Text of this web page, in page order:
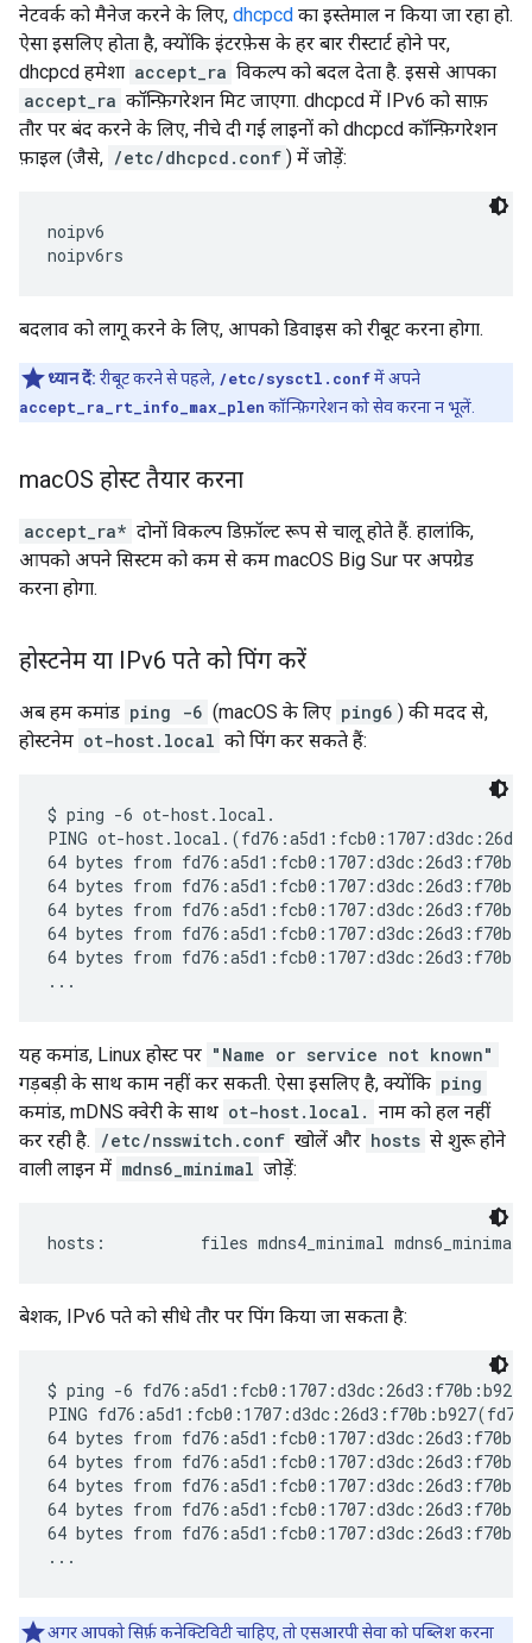
नेटवर्क को मैनेज करने के लिए, dhcpcd का इस्तेमाल न किया जा रहा हो.
ऐसा इसलिए होता है, क्योंकि इंटरफ़ेस के हर बार रीस्टार्ट होने पर,
dhcpcd हमेशा accept_ra विकल्प को बदल देता है. इससे आपका
accept_ra कॉन्फ़िगरेशन मिट जाएगा. dhcpcd में IPv6 को साफ़
तौर पर बंद करने के लिए, नीचे दी गई लाइनों को dhcpcd कॉन्फ़िगरेशन
फ़ाइल (जैसे, /etc/dhcpcd.conf ) में जोड़ें:
noipv6
बदलाव को लागू करने के लिए, आपको डिवाइस को रीबूट करना होगा.
ध्यान दें: रीबूट करने से पहले, /etc/sysctl.confमें अपने
accept_ra_rt_info_max_plen कॉन्फ़िगरेशन को सेव करना न भूलें.
macOS होस्ट तैयार करना
accept_ra* दोनों विकल्प डिफ़ॉल्ट रूप से चालू होते हैं. हालांकि,
आपको अपने सिस्टम को कम से कम macOS Big Sur पर अपग्रेड
करना होगा.
होस्टनेम या IPv6 पते को पिंग करें
अब हम कमांड ping -6 (macOS के लिए ping6 ) की मदद से,
होस्टनेम ot-host.local को पिंग कर सकते हैं:
$ ping -6 ot-host.local.
PING ot-
64 bytes from
64 bytes from
64 bytes from
64 bytes from
64 bytes from
यह कमांड, Linux होस्ट पर "Name or service not known"
गड़बड़ी के साथ काम नहीं कर सकती. ऐसा इसलिए है, क्योंकि ping
कमांड, mDNS क्वेरी के साथ ot-host.local. नाम को हल नहीं
कर रही है. /etc/nsswitch.conf खोलें और hosts से शुरू होने
वाली लाइन में mdns6_minimal जोड़ें:
बेशक, IPv6 पते को सीधे तौर पर पिंग किया जा सकता है:
$ ping -6 fd76:a5d1:fcb0:1707:d3dc:26d3:f70b:b927
PING
64 bytes from
64 bytes from
64 bytes from
64 bytes from
64 bytes from
अगर आपको सिर्फ़ कनेक्टिविटी चाहिए, तो एसआरपी सेवा को पब्लिश करना